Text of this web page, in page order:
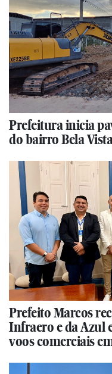
Prefeitura inicia
do bairro Bela
Prefeito Marcos
Infraero e da Azul
voos comerciais